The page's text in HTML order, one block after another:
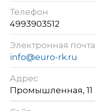
Телефон
4993903512
Электронная почта
info@euro-rk.ru
Адрес
Промышленная, 11